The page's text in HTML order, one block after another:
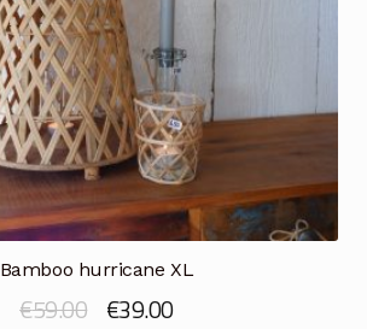
Bamboo hurricane XL
€59.00 Oorspronkelijke
€39.00Huidige